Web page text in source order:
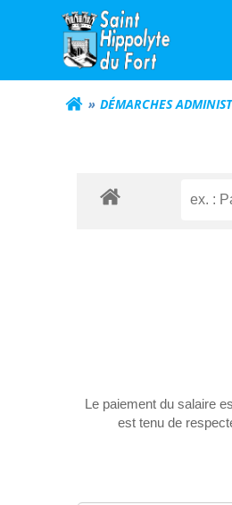
DÉMARCHES
Le paiement du salaire
est tenu de